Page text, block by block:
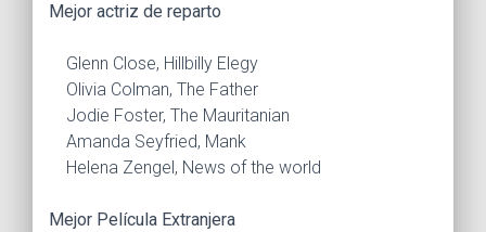
Mejor actriz de reparto
Glenn Close, Hillbilly Elegy
Olivia Colman, The Father
Jodie Foster, The Mauritanian
Amanda Seyfried, Mank
Helena Zengel, News of the world
Mejor Película Extranjera